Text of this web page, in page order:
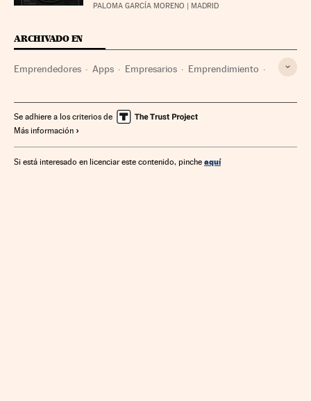
PALOMA GARCÍA MORENO | MADRID
ARCHIVADO EN
Emprendedores Apps Empresarios Emprendimiento
Telefonía móvil multimedia Gente Software
Tecnologías movilidad Salud Economía Tecnología
Se adhiere a los criterios de
Más información
Si está interesado en licenciar este contenido, pinche aquí